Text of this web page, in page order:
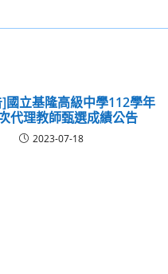
國立基隆高級中學112學年
代理教師甄選成績公告
2023-07-18